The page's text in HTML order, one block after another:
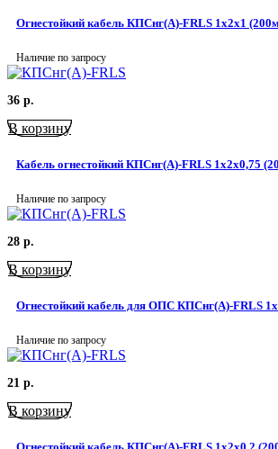
Огнестойкий кабель КПСнг(А)-FRLS 1x2x1
Наличие по запросу
36 р.
В корзину
Кабель огнестойкий КПСнг(А)-FRLS 1x2x0,75
Наличие по запросу
28 р.
В корзину
Огнестойкий кабель для ОПС КПСнг(А)-FRLS
Наличие по запросу
21 р.
В корзину